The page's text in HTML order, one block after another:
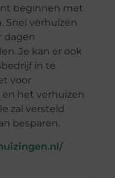
beginnen met
Snel verhuizen
dagen
Je kan er ook
in te
voor
het verhuizen
zal versteld
besparen.